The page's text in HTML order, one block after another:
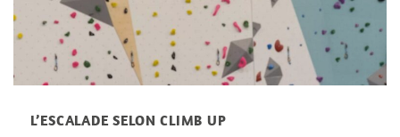
L’ESCALADE SELON CLIMB UP